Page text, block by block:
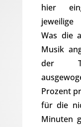
hier
jeweilige
Was die
Musik
der
Prozent
für die
Minuten